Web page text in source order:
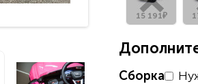
15 191₽
Сборка